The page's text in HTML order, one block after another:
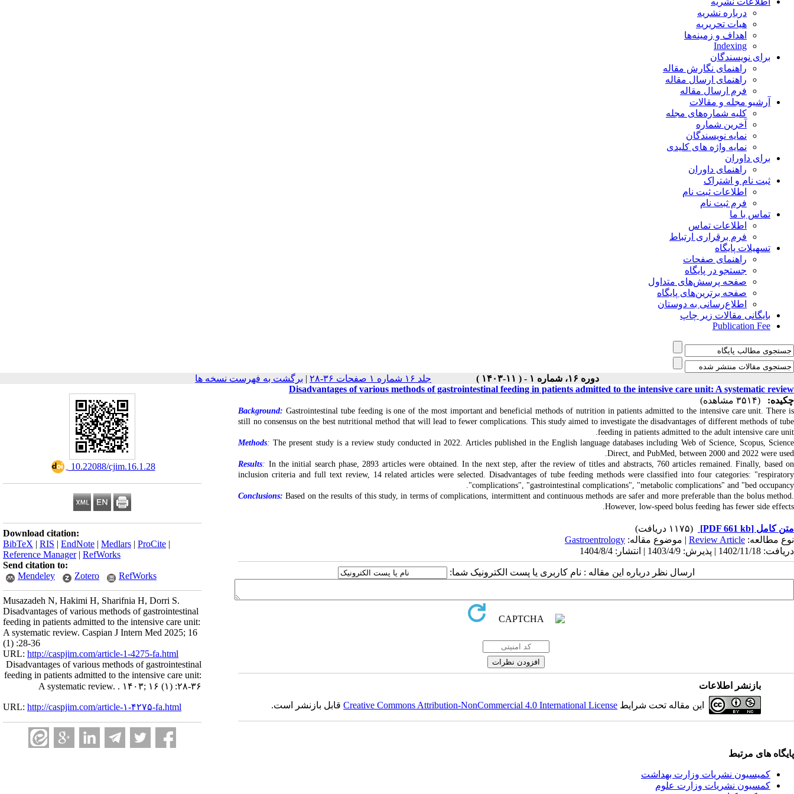
درباره نشریه
هیات تحریریه
اهداف و زمینه‌ها
Indexing
برای نویسندگان
راهنمای نگارش مقاله
راهنمای ارسال مقاله
فرم ارسال مقاله
آرشیو مجله و مقالات
کلیه شماره‌های مجله
آخرین شماره
نمایه نویسندگان
نمایه واژه های کلیدی
برای داوران
راهنمای داوران
ثبت نام و اشتراک
اطلاعات ثبت نام
فرم ثبت نام
تماس با ما
اطلاعات تماس
فرم برقراری ارتباط
تسهیلات پایگاه
راهنمای صفحات
جستجو در پایگاه
صفحه پرسش‌های متداول
صفحه برترین‌های پایگاه
اطلاع‌رسانی به دوستان
بایگانی مقالات زیر چاپ
Publication Fee
دوره ۱۶، شماره ۱ - ( ۱۱-۱۴۰۳ ) جلد ۱۶ شماره ۱ صفحات ۳۶-۲۸ | برگشت به فهرست نسخه ها
‎ 10.22088/cjim.16.1.28
Download citation:
BibTeX | RIS | EndNote | Medlars | ProCite |
Reference Manager| RefWorks
Send citation to:
Mendeley
Zotero RefWorks
Musazadeh N, Hakimi H, Sharifnia H, Dorri S.
Disadvantages of various methods of gastrointestinal
feeding in patients admitted to the intensive care unit:
A systematic review. Caspian J Intern Med 2025; 16
(1) :28-36
URL: http://caspjim.com/article-1-4275-fa.html
Disadvantages of various methods of gastrointestinal
feeding in patients admitted to the intensive care unit:
A systematic review. . ۱۴۰۳; ۱۶ (۱) :۲۸-۳۶
URL: http://caspjim.com/article-۱-۴۲۷۵-fa.html
Disadvantages of various methods of gastrointestinal feeding in patients admitted to the intensive care unit: A systematic review
چکیده:
(۳۵۱۴ مشاهده)
Background: Gastrointestinal tube feeding is one of the most important and beneficial methods of nutrition in patients admitted to the intensive care unit. There is
still no consensus on the best nutritional method that will lead to fewer complications. This study aimed to investigate the disadvantages of different methods of tube
feeding in patients admitted to the adult intensive care unit.
Methods: The present study is a review study conducted in 2022. Articles published in the English language databases including Web of Science, Scopus, Science
Direct, and PubMed, between 2000 and 2022 were used.
Results: In the initial search phase, 2893 articles were obtained. In the next step, after the review of titles and abstracts, 760 articles remained. Finally, based on
inclusion criteria and full text review, 14 related articles were selected. Disadvantages of tube feeding methods were classified into four categories: "respiratory
complications", "gastrointestinal complications", "metabolic complications" and "bed occupancy".
Conclusions: Based on the results of this study, in terms of complications, intermittent and continuous methods are safer and more preferable than the bolus method.
However, low-speed bolus feeding has fewer side effects.
متن کامل [PDF 661 kb]
(۱۱۷۵ دریافت)
نوع مطالعه: Review Article | موضوع مقاله: Gastroentrology
دریافت: 1402/11/18 | پذیرش: 1403/4/9 | انتشار: 1404/8/4
ارسال نظر درباره این مقاله : نام کاربری یا پست الکترونیک شما:
بازنشر اطلاعات
این مقاله تحت شرایط Creative Commons Attribution-NonCommercial 4.0 International Licenseقابل بازنشر است.
پایگاه های مرتبط
کمیسیون نشریات وزارت بهداشت
کمسیون نشریات وزارت علوم